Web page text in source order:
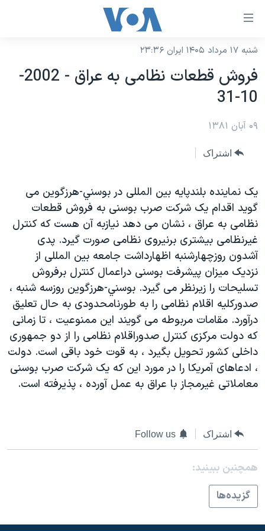
لینکهای
دسترسی
جهش
محتوای
اصلی
جهش
اصلی
جهش
جستجو
نسخه سبک وب‌سایت
موضوع ها
ایران
آمریکا
ورزشی
گزیده‌ها
ویژه برنامه‌ها
ویدیوها
فرهنگ و زندگی
حقوق شهروندی
اقتصادی
علم و فناوری
اسرائیل در جنگ
گالری عکس
برنامه های تلویزیونی
جدول برنامه ها
جام جهانی ۲۰۲۶
عملیات خشم حماسی
۲۵۰سالگی آمریکا
بایگانی برنامه‌های تلویزیونی
مستندها
انتخابات ریاست جمهوری آمریکا ۲۰۲۴
حمله جمهوری اسلامی به اسرائیل
رمز مهسا
ورزش زنان در ایران
اعتراضات زن، زندگی، آزادی
دادگاه حمید نوری
چهل سال گروگان‌گیری
قانون شفافیت دارائی کادر رهبری ایران
فرکانس‌های صدای آمریکا
پخش رادیویی
یادگیری زبان انگلیسی
دنبال کنید
زبانهای مختلف
شنبه ۱۷ مرداد ۱۴۰۵ ایران ۲۳:۳۶
فروش قطعات نظامی به عراق - 2002-
10-31
۰۹ آبان ۱۳۸۱
اشتراک
يک نماينده بلندپايه بين المللی در بوسني-هرزگوين می
گويد اقدام يک شرکت صرب بوسنی به فروش قطعات
نظامی به عراق ، نشان می دهد نيازبه آن هست که کنترل
غيرنظامی بيشتری برنيروی نظامی صورت گيرد. پدی
آشدون روزچهارشنبه اظهارداشت جامعه بين المللی از
نزديک ميزان پيشرفت بوسنی دراعمال کنترل برفروش
تسليحات را زيرنظر می گيرد. بوسني-هرزگوين روزسه شنبه ،
صدورکليه اقلام نظامی را به طورنامحدودی به حال تعليق
درآورد. مقامات مربوطه می گويند اين ممنوعيت ، تا زمانی
که دولت مرکزی کنترل صدوراقلام نظامی را از دو جمهوری
داخلی کشور تحويل بگيرد ، به قوت خود باقی است. دولت
، ادعاهای آمريکا را در مورد اين که يک شرکت صرب بوسنی
معاملاتی غيرمجاز با عراق به عمل آورده ، پذيرفته است.
اشتراک Follow us
همچنبن ببینید:
گزيده‌ها